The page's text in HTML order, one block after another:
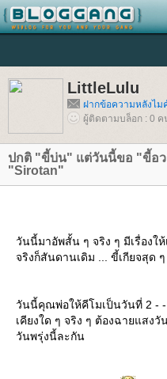
LittleLulu
ฝากข้อความหลังไม
ผู้ติดตามบล็อก : 0 ค
ปกติ "ขี้บ่น" แต่วันนี้ขอ "ขี้อ
"Sirotan"
วันนี้มาอัพสั้น ๆ จริง ๆ มีเรื่องใ
จริงก็สันดานเดิม ... ขี้เกียจสุด ๆ
วันนี้คุณพ่อให้คีโมเป็นวันที่ 2 -
เคียงใด ๆ จริง ๆ ต้องฉายแสง
วันพรุ่งนี้ละกัน